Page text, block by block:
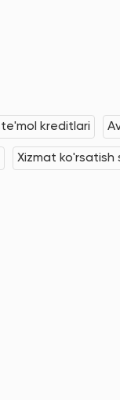
kreditlari
Xizmat ko'rsatish